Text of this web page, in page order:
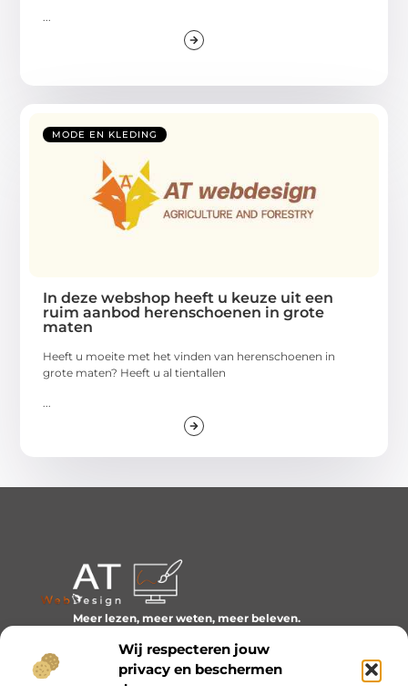
Wij respecteren jouw
privacy en beschermen
...
MODE EN KLEDING
In deze webshop heeft u keuze uit een
ruim aanbod herenschoenen in grote
maten
Heeft u moeite met het vinden van herenschoenen in
grote maten? Heeft u al tientallen
Meer lezen, meer weten, meer beleven.
het dagelijks leven boeiend maakt.